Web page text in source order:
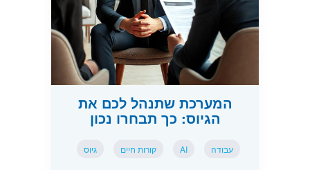
המערכת שתנהל לכם את
הגיוס: כך תבחרו נכון
עבודה AI קורות חיים גיוס